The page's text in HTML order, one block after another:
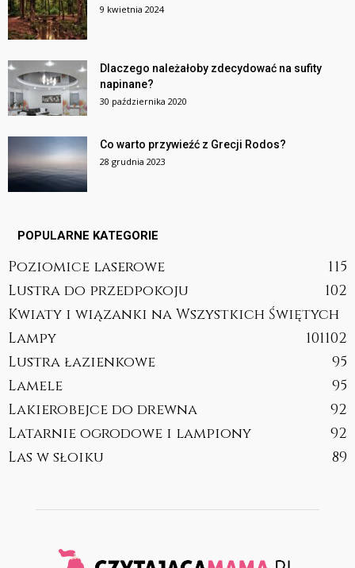
9 kwietnia 2024
Dlaczego należałoby zdecydować na sufity
napinane?
30 października 2020
Co warto przywieźć z Grecji Rodos?
28 grudnia 2023
POPULARNE KATEGORIE
Poziomice laserowe
115
Lustra do przedpokoju
102
Kwiaty i wiązanki na Wszystkich Świętych
102
Lampy
101
Lustra łazienkowe
95
Lamele
95
Lakierobejce do drewna
92
Latarnie ogrodowe i lampiony
92
Las w słoiku
89